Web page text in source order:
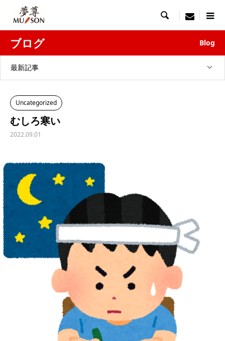
 menu
ブログ Blog
最新記事
Uncategorized
むしろ寒い
2022.09.01